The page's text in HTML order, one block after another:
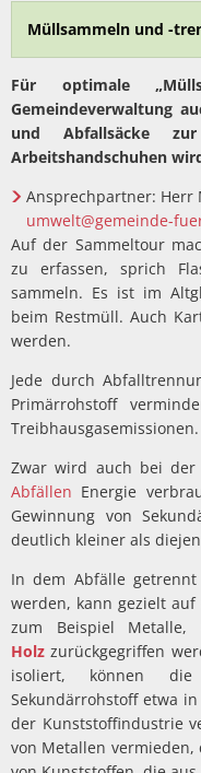
Müllsammeln und -
Für optimale
Gemeindeverwaltung
und Abfallsäcke
Arbeitshandschuhen
Ansprechpartner: Herr
umwelt@gemeinde-
Auf der Sammeltour
zu erfassen, sprich
sammeln. Es ist im
beim Restmüll. Auch
werden.
Jede durch
Primärrohstoff
Treibhausgasemissionen.
Zwar wird auch bei der
Abfällen Energie
Gewinnung von
deutlich kleiner als
In dem Abfälle
werden, kann gezielt
zum Beispiel Metalle,
Holz zurückgegriffen
isoliert, können
Sekundärrohstoff etwa
der Kunststoffindustrie
von Metallen vermieden,